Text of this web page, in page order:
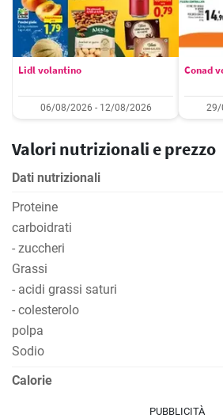
Lidl volantino
06/08/2026 - 12/08/2026
Conad
29/
Valori nutrizionali e prezzo
Dati nutrizionali
Proteine
carboidrati
- zuccheri
Grassi
- acidi grassi saturi
- colesterolo
polpa
Sodio
Calorie
PUBBLICITÀ